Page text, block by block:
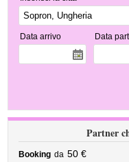
Data arrivo Data
Partner
Booking da 50 €